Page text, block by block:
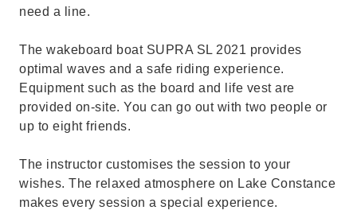
need a line.
The wakeboard boat SUPRA SL 2021 provides
optimal waves and a safe riding experience.
Equipment such as the board and life vest are
provided on-site. You can go out with two people or
up to eight friends.
The instructor customises the session to your
wishes. The relaxed atmosphere on Lake Constance
makes every session a special experience.